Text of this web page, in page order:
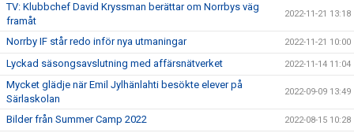
TV: Klubbchef David Kryssman berättar om Norrbys väg
framåt
2022-11-21 13:18
Norrby IF står redo inför nya utmaningar 2022-11-21 10:00
Lyckad säsongsavslutning med affärsnätverket 2022-11-14 11:04
Mycket glädje när Emil Jylhänlahti besökte elever på
Särlaskolan
2022-09-09 13:49
Bilder från Summer Camp 2022 2022-08-15 10:28